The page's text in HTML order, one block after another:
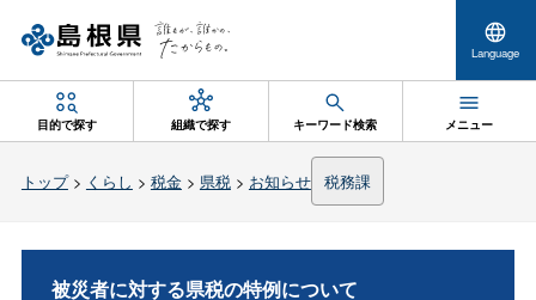
Language
目的で探す 組織で探す キーワード検索 メニュー
トップ> くらし > 税金> 県税> お知らせ 税務課
被災者に対する県税の特例について